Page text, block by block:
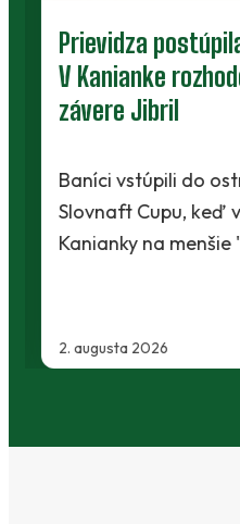
Prievidza
V Kanianke
závere Jibril
2. augusta 2026
Baníci vstúpili do
Slovnaft Cupu, keď
Kanianky na menšie